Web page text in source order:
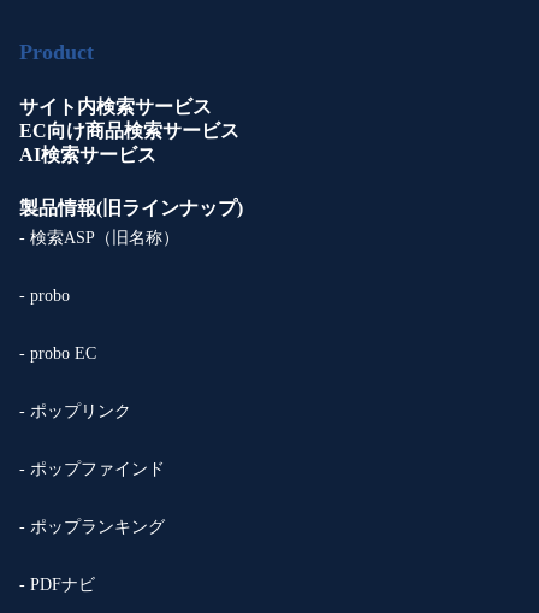
Product
サイト内検索サービス
EC向け商品検索サービス
AI検索サービス
製品情報(旧ラインナップ)
- 検索ASP（旧名称）
- probo
- probo EC
- ポップリンク
- ポップファインド
- ポップランキング
- PDFナビ